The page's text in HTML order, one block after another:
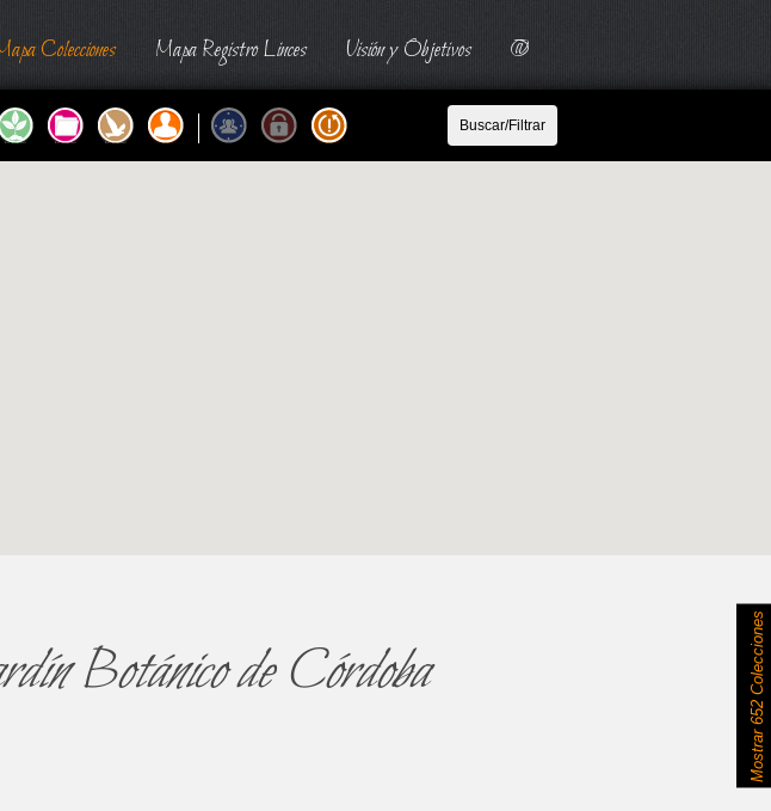
Colecciones Mapa Registro Linces Visión y Objetivos @
Mostrar
652 Colecciones
Botánico de Córdoba